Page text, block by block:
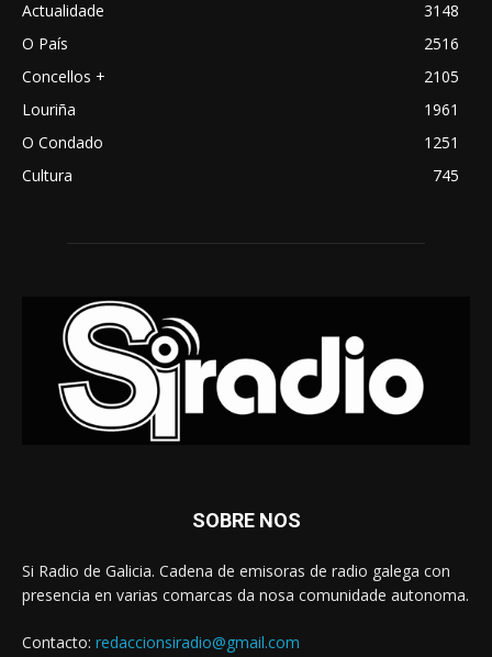
Actualidade
3148
O País
2516
Concellos +
2105
Louriña
1961
O Condado
1251
Cultura
745
SOBRE NOS
Si Radio de Galicia. Cadena de emisoras de radio galega con
presencia en varias comarcas da nosa comunidade autonoma.
Contacto: redaccionsiradio@gmail.com